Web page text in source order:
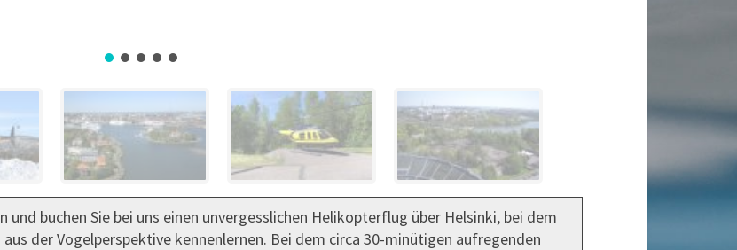
und buchen Sie bei uns einen unvergesslichen Helikopterflug über Helsinki, bei dem
der Vogelperspektive kennenlernen. Bei dem circa 30-minütigen aufregenden